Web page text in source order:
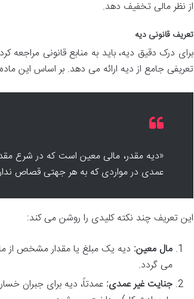
از نظر مالی تخفیف دهد.
تعریف قانونی دیه
تعریفی جامع از دیه ارائه می دهد. بر اساس این
«دیه مقدر، مالی معین است که در شرع
عمدی در مواردی که به هر جهتی قصاص
این تعریف چند نکته کلیدی را روشن می کند:
مال معین: دیه یک مبلغ یا مقدار مشخص از
می گردد.
جنایت غیر عمدی: عمدتاً، دیه برای جبران